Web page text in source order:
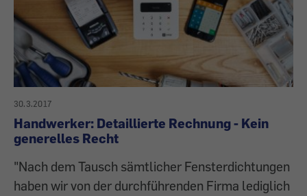
30.3.2017
Handwerker: Detaillierte Rechnung - Kein
generelles Recht
"Nach dem Tausch sämtlicher Fensterdichtungen
haben wir von der durchführenden Firma lediglich